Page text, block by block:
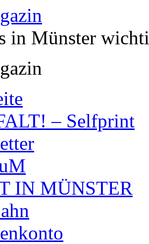
in Münster
– Selfprint
IN MÜNSTER